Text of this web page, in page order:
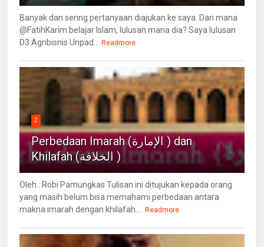
Banyak dan sering pertanyaan diajukan ke saya. Dari mana
@FatihKarim belajar Islam, lulusan mana dia? Saya lulusan
D3 Agribisnis Unpad...
Readmore
2
Perbedaan Imarah (الإمارة ) dan
Khilafah (الخلافة )
Oleh : Robi Pamungkas Tulisan ini ditujukan kepada orang
yang masih belum bisa memahami perbedaan antara
makna imarah dengan khilafah....
Readmore